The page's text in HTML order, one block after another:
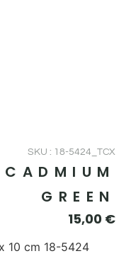
SKU : 18-5424_TCX
GREEN
15,00 €
10 cm 18-5424